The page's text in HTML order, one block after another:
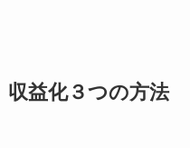
収益化３つの方法